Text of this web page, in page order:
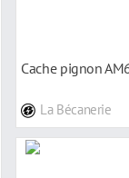
Cache pignon
La Bécanerie